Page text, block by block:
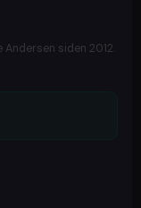
siden 2012.